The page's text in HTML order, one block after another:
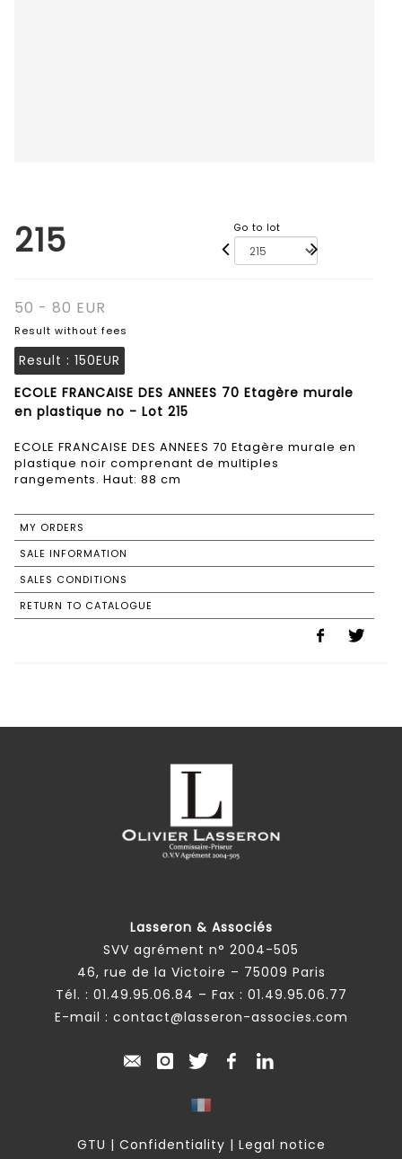
215 Go to lot
50 - 80 EUR
Result without fees
Result : 150EUR
ECOLE FRANCAISE DES ANNEES 70 Etagère murale
en plastique no - Lot 215
ECOLE FRANCAISE DES ANNEES 70 Etagère murale en
plastique noir comprenant de multiples
rangements. Haut: 88 cm
MY ORDERS
SALE INFORMATION
SALES CONDITIONS
RETURN TO CATALOGUE
Lasseron & Associés
SVV agrément n° 2004-505
46, rue de la Victoire – 75009 Paris
Tél. : 01.49.95.06.84 – Fax : 01.49.95.06.77
E-mail : contact@lasseron-associes.com
GTU | Confidentiality | Legal notice